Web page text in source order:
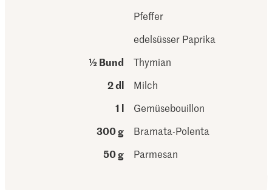
Pfeffer
edelsüsser Paprika
½ Bund
Thymian
2 dl
Milch
1 l
Gemüsebouillon
300 g
Bramata-Polenta
50 g
Parmesan